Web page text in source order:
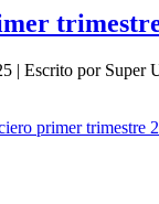
| Escrito por Super
primer trimestre